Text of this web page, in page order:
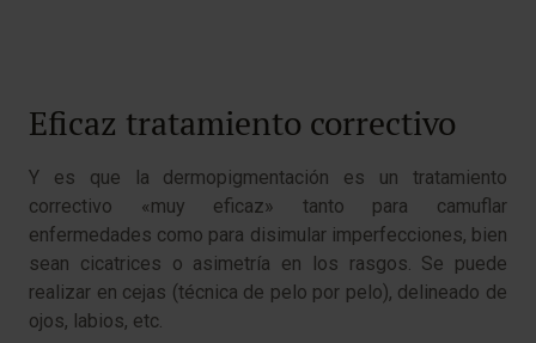
Eficaz tratamiento correctivo
Y es que la dermopigmentación es un tratamiento
correctivo «muy eficaz» tanto para camuflar
enfermedades como para disimular imperfecciones, bien
sean cicatrices o asimetría en los rasgos. Se puede
realizar en cejas (técnica de pelo por pelo), delineado de
ojos, labios, etc.